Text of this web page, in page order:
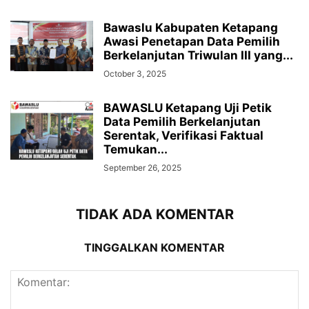
Bawaslu Kabupaten Ketapang
Awasi Penetapan Data Pemilih
Berkelanjutan Triwulan III yang...
October 3, 2025
BAWASLU Ketapang Uji Petik
Data Pemilih Berkelanjutan
Serentak, Verifikasi Faktual
Temukan...
September 26, 2025
TIDAK ADA KOMENTAR
TINGGALKAN KOMENTAR